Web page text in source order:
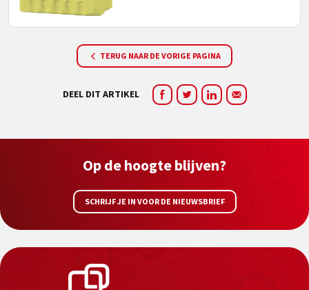
TERUG NAAR DE VORIGE PAGINA
DEEL DIT ARTIKEL
Op de hoogte blijven?
SCHRIJF JE IN VOOR DE NIEUWSBRIEF